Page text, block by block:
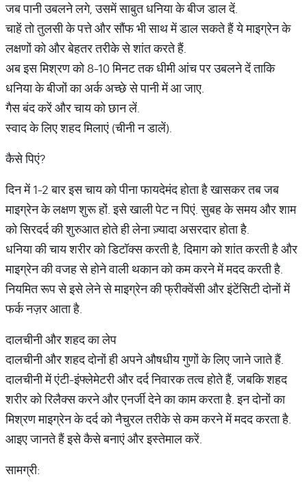
जब पानी उबलने लगे, उसमें साबुत धनिया के बीज डाल दें.
चाहें तो तुलसी के पत्ते और सौंफ भी साथ में डाल सकते हैं ये माइग्रेन के
लक्षणों को और बेहतर तरीके से शांत करते हैं.
अब इस मिश्रण को 8-10 मिनट तक धीमी आंच पर उबलने दें ताकि
धनिया के बीजों का अर्क अच्छे से पानी में आ जाए.
गैस बंद करें और चाय को छान लें.
स्वाद के लिए शहद मिलाएं (चीनी न डालें).
कैसे पिएं?
दिन में 1-2 बार इस चाय को पीना फायदेमंद होता है खासकर तब जब
माइग्रेन के लक्षण शुरू हों. इसे खाली पेट न पिएं. सुबह के समय और शाम
को सिरदर्द की शुरुआत होते ही लेना ज़्यादा असरदार होता है.
धनिया की चाय शरीर को डिटॉक्स करती है, दिमाग को शांत करती है और
माइग्रेन की वजह से होने वाली थकान को कम करने में मदद करती है.
नियमित रूप से इसे लेने से माइग्रेन की फ्रीक्वेंसी और इंटेंसिटी दोनों में
फर्क नज़र आता है.
दालचीनी और शहद का लेप
दालचीनी और शहद दोनों ही अपने औषधीय गुणों के लिए जाने जाते हैं.
दालचीनी में एंटी-इंफ्लेमेटरी और दर्द निवारक तत्व होते हैं, जबकि शहद
शरीर को रिलैक्स करने और एनर्जी देने का काम करता है. इन दोनों का
मिश्रण माइग्रेन के दर्द को नैचुरल तरीके से कम करने में मदद करता है.
आइए जानते हैं इसे कैसे बनाएं और इस्तेमाल करें.
सामग्री: